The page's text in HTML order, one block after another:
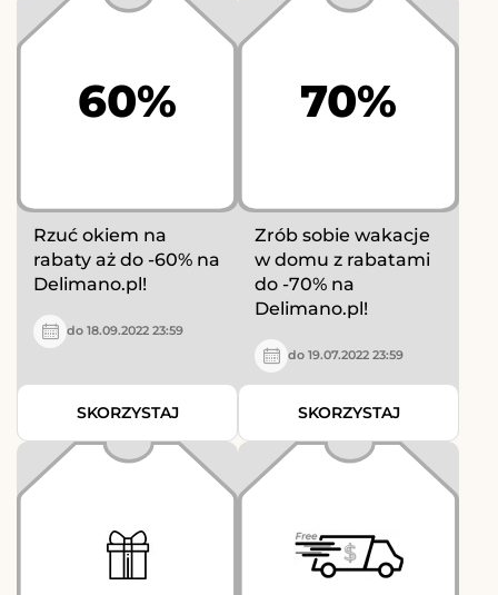
60%
Rzuć okiem na
rabaty aż do -60% na
Delimano.pl!
do 18.09.2022 23:59
SKORZYSTAJ
70%
Zrób sobie wakacje
w domu z rabatami
do -70% na
Delimano.pl!
do 19.07.2022 23:59
SKORZYSTAJ